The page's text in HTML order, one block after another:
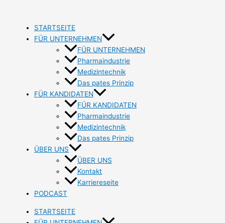
springen
STARTSEITE
FÜR UNTERNEHMEN
FÜR UNTERNEHMEN
Pharmaindustrie
Medizintechnik
Das pates Prinzip
FÜR KANDIDATEN
FÜR KANDIDATEN
Pharmaindustrie
Medizintechnik
Das pates Prinzip
ÜBER UNS
ÜBER UNS
Kontakt
Karriereseite
PODCAST
STARTSEITE